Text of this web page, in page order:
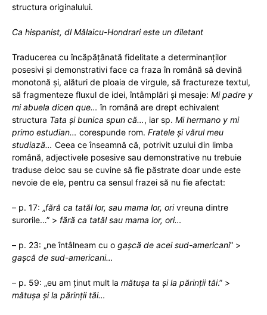
structura originalului.
Ca hispanist, dl Mălaicu-Hondrari este un diletant
Traducerea cu încăpățânată fidelitate a determinanților
posesivi și demonstrativi face ca fraza în română să devină
monotonă și, alături de ploaia de virgule, să fractureze textul,
să fragmenteze fluxul de idei, întâmplări și mesaje: Mi padre y
mi abuela dicen que…în română are drept echivalent
structura Tata și bunica spun că…, iar sp. Mi hermano y mi
primo estudian… corespunde rom. Fratele și vărul meu
studiază… Ceea ce înseamnă că, potrivit uzului din limba
română, adjectivele posesive sau demonstrative nu trebuie
traduse deloc sau se cuvine să fie păstrate doar unde este
nevoie de ele, pentru ca sensul frazei să nu fie afectat:
– p. 17: „fără ca tatăl lor, sau mama lor, orivreuna dintre
surorile…” > fără ca tatăl sau mama lor, ori…
– p. 23: „ne întâlneam cu o gașcă de acei sud-americani” >
gașcă de sud-americani…
– p. 59: „eu am ținut mult la mătușa ta și la părinții tăi.” >
mătușa și la părinții tăi…